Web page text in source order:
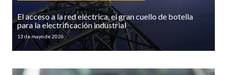
El acceso a la red eléctrica, el gran cuello de botella
para la electrificación industrial
13 de mayo de 2026